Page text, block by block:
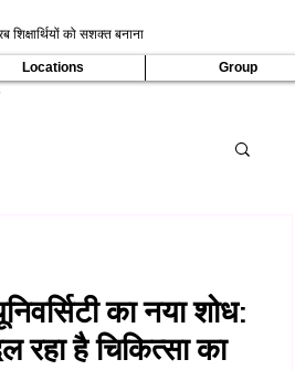
शिक्षार्थियों को सशक्त बनाना
Locations Group
का नया शोध:
है चिकित्सा का